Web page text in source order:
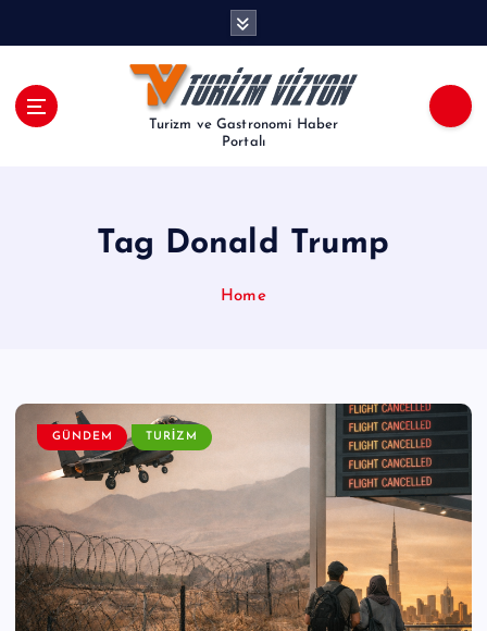
Turizm ve Gastronomi Haber
Portalı
Tag Donald Trump
Home
GÜNDEM TURIZM